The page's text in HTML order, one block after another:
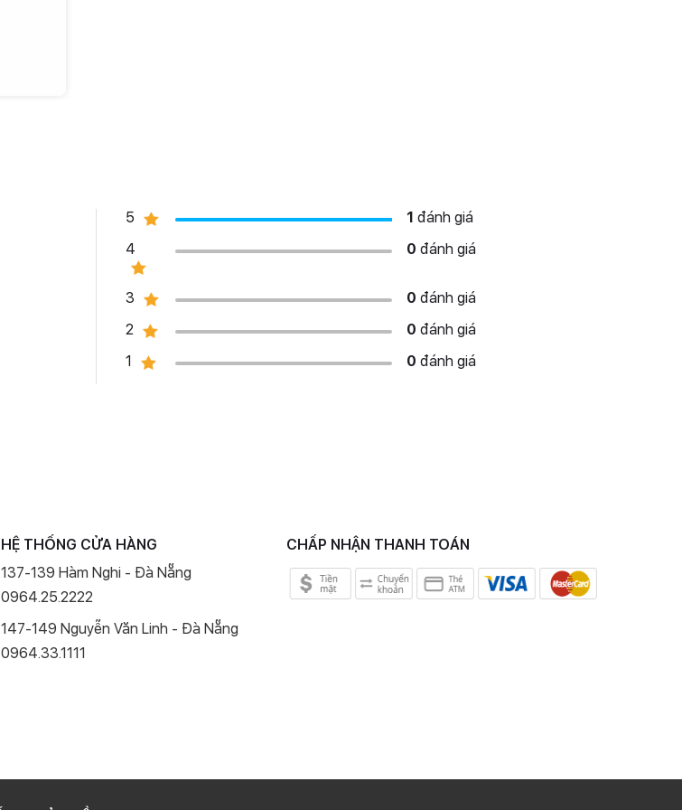
5 1 đánh giá
4
0 đánh giá
3 0 đánh giá
2
0 đánh giá
1
0 đánh giá
HỆ THỐNG CỬA HÀNG
137-139 Hàm Nghi - Đà Nẵng
0964.25.2222
147-149 Nguyễn Văn Linh - Đà Nẵng
0964.33.1111
CHẤP NHẬN THANH TOÁN